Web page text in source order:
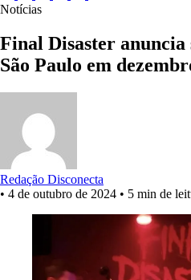
Notícias
Final Disaster anuncia
São Paulo em
Redação Disconecta
• 4 de outubro de 2024 • 5 min de